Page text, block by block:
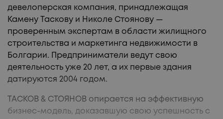
девелоперская компания, принадлежащая
Камену Таскову и Николе Стоянову —
проверенным экспертам в области жилищного
строительства и маркетинга недвижимости в
Болгарии. Предприниматели ведут свою
деятельность уже 20 лет, а их первые здания
датируются 2004 годом.
ТАСКОВ & СТОЯНОВ опирается на эффективную
бизнес-модель, доказавшую свою успешность с